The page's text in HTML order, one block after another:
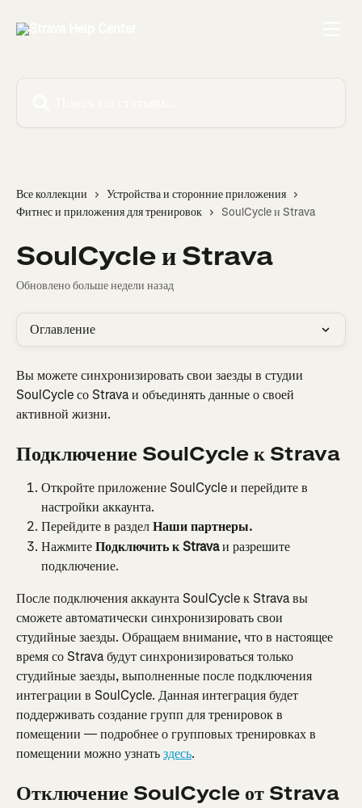
Все коллекции
Устройства и сторонние приложения
Фитнес и приложения для тренировок
SoulCycle и Strava
SoulCycle и Strava
Обновлено больше недели назад
Оглавление
Вы можете синхронизировать свои заезды в студии
SoulCycle со Strava и объединять данные о своей
активной жизни.
Подключение SoulCycle к Strava
Откройте приложение SoulCycle и перейдите в
настройки аккаунта.
Перейдите в раздел Наши партнеры.
Нажмите Подключить к Strava и разрешите
подключение.
После подключения аккаунта SoulCycle к Strava вы
сможете автоматически синхронизировать свои
студийные заезды. Обращаем внимание, что в настоящее
время со Strava будут синхронизироваться только
студийные заезды, выполненные после подключения
интеграции в SoulCycle. Данная интеграция будет
поддерживать создание групп для тренировок в
помещении — подробнее о групповых тренировках в
помещении можно узнать здесь.
Отключение SoulCycle от Strava